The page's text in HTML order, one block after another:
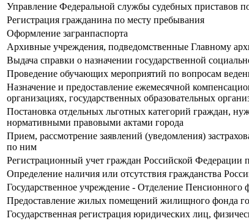
Управление Федеральной службы судебных приставов
Регистрация гражданина по месту пребывания
Оформление загранпаспорта
Архивные учреждения, подведомственные Главному
Выдача справки о назначении государственной
Проведение обучающих мероприятий по вопросам
Назначение и предоставление ежемесячной
организациях, государственных образовательных
Постановка отдельных льготных категорий граждан,
нормативными правовыми актами города
Прием, рассмотрение заявлений (уведомления)
по ним
Регистрационный учет граждан Российской Федерации
Определение наличия или отсутствия гражданства
Государственное учреждение - Отделение
Предоставление жилых помещений жилищного фонда
Государственная регистрация юридических лиц,